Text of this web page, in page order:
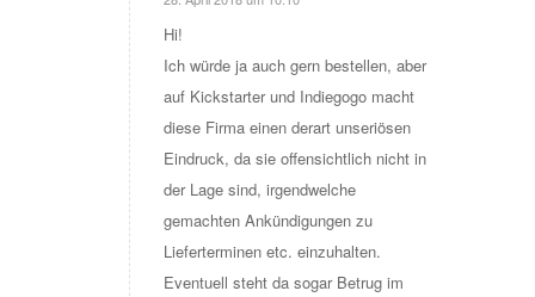
Hi!
Ich würde ja auch gern bestellen, aber
auf Kickstarter und Indiegogo macht
diese Firma einen derart unseriösen
Eindruck, da sie offensichtlich nicht in
der Lage sind, irgendwelche
gemachten Ankündigungen zu
Lieferterminen etc. einzuhalten.
Eventuell steht da sogar Betrug im